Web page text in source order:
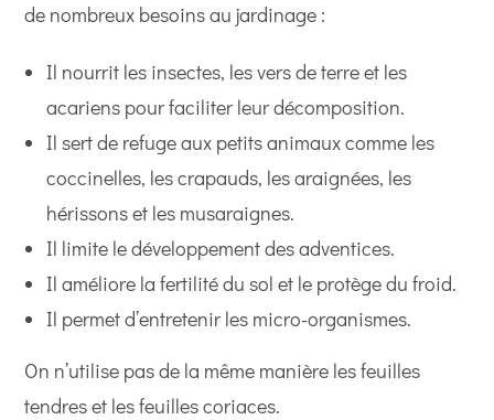
de nombreux besoins au jardinage :
Il nourrit les insectes, les vers de terre et les
acariens pour faciliter leur décomposition.
Il sert de refuge aux petits animaux comme les
coccinelles, les crapauds, les araignées, les
hérissons et les musaraignes.
Il limite le développement des adventices.
Il améliore la fertilité du sol et le protège du froid.
Il permet d’entretenir les micro-organismes.
On n’utilise pas de la même manière les feuilles
tendres et les feuilles coriaces.